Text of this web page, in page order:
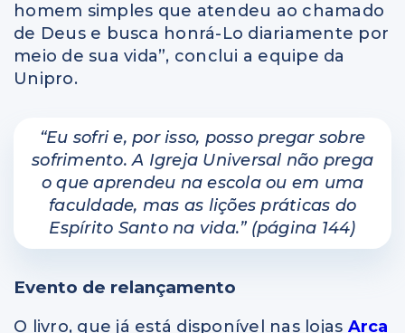
homem simples que atendeu ao chamado
de Deus e busca honrá-Lo diariamente por
meio de sua vida”, conclui a equipe da
Unipro.
“Eu sofri e, por isso, posso pregar sobre
sofrimento. A Igreja Universal não prega
o que aprendeu na escola ou em uma
faculdade, mas as lições práticas do
Espírito Santo na vida.” (página 144)
Evento de relançamento
O livro, que já está disponível nas lojas Arca